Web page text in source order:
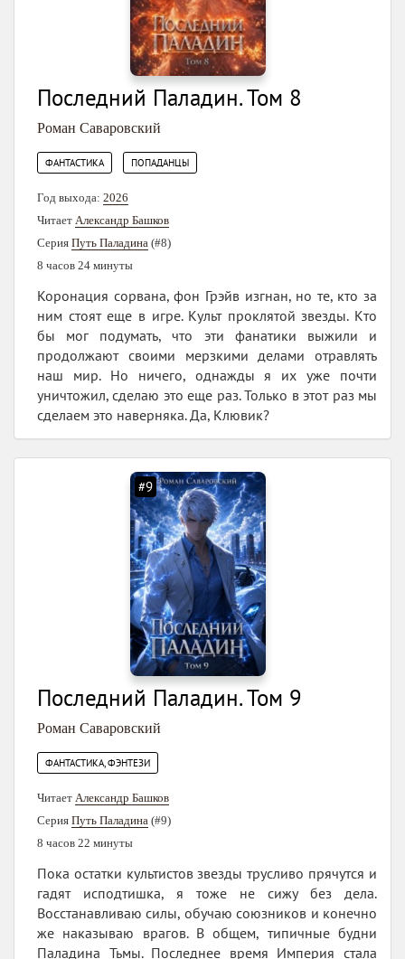
Последний Паладин. Том 8
Роман Саваровский
ФАНТАСТИКА ПОПАДАНЦЫ
Год выхода: 2026
Читает Александр Башков
Серия Путь Паладина (#8)
8 часов 24 минуты
Коронация сорвана, фон Грэйв изгнан, но те, кто за
ним стоят еще в игре. Культ проклятой звезды. Кто
бы мог подумать, что эти фанатики выжили и
продолжают своими мерзкими делами отравлять
наш мир. Но ничего, однажды я их уже почти
уничтожил, сделаю это еще раз. Только в этот раз мы
сделаем это наверняка. Да, Клювик?
#9
Последний Паладин. Том 9
Роман Саваровский
ФАНТАСТИКА, ФЭНТЕЗИ
Читает Александр Башков
Серия Путь Паладина (#9)
8 часов 22 минуты
Пока остатки культистов звезды трусливо прячутся и
гадят исподтишка, я тоже не сижу без дела.
Восстанавливаю силы, обучаю союзников и конечно
же наказываю врагов. В общем, типичные будни
Паладина Тьмы. Последнее время Империя стала